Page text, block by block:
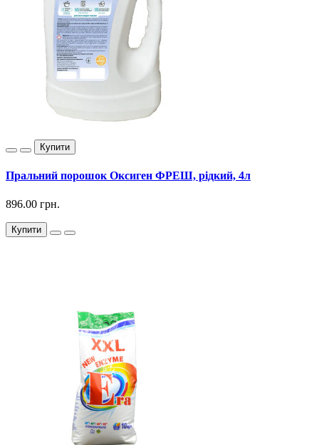
Купити
Пральний порошок Оксиген ФРЕШ, рідкий, 4л
896.00 грн.
Купити